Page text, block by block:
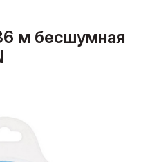
м бесшумная